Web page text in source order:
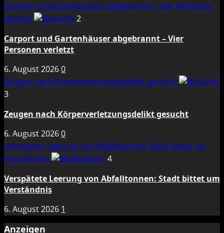
Carport und Gartenhäuser abgebrannt – Vier Personen
verletzt
2
Carport und Gartenhäuser abgebrannt – Vier
Personen verletzt
6. August 20260
Zeugen nach Körperverletzungsdelikt gesucht
3
Zeugen nach Körperverletzungsdelikt gesucht
6. August 20260
Verspätete Leerung von Abfalltonnen: Stadt bittet um
Verständnis
4
Verspätete Leerung von Abfalltonnen: Stadt bittet um
Verständnis
6. August 2026 1
Anzeigen